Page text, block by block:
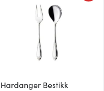
Hardanger Bestikk